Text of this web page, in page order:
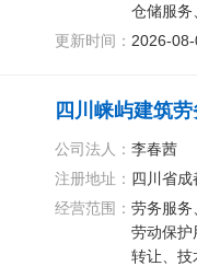
仓储服务
更新时间： 2026-
四川崃屿建筑劳
公司法人： 李春茜
注册地址： 四川省
经营范围： 劳务服务
劳动保护
转让、技